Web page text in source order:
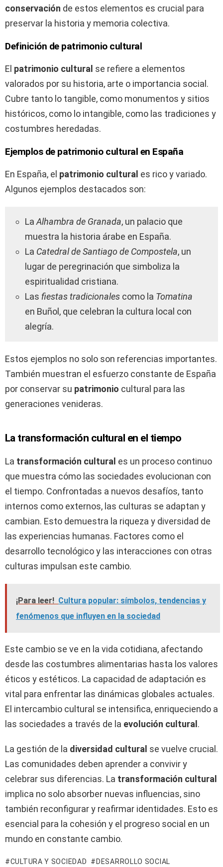
conservación de estos elementos es crucial para
preservar la historia y memoria colectiva.
Definición de patrimonio cultural
El patrimonio cultural se refiere a elementos
valorados por su historia, arte o importancia social.
Cubre tanto lo tangible, como monumentos y sitios
históricos, como lo intangible, como las tradiciones y
costumbres heredadas.
Ejemplos de patrimonio cultural en España
En España, el patrimonio cultural es rico y variado.
Algunos ejemplos destacados son:
La Alhambra de Granada, un palacio que
muestra la historia árabe en España.
La Catedral de Santiago de Compostela, un
lugar de peregrinación que simboliza la
espiritualidad cristiana.
Las fiestas tradicionales como la Tomatina
en Buñol, que celebran la cultura local con
alegría.
Estos ejemplos no solo son referencias importantes.
También muestran el esfuerzo constante de España
por conservar su patrimonio cultural para las
generaciones venideras.
La transformación cultural en el tiempo
La transformación cultural es un proceso continuo
que muestra cómo las sociedades evolucionan con
el tiempo. Confrontadas a nuevos desafíos, tanto
internos como externos, las culturas se adaptan y
cambian. Esto demuestra la riqueza y diversidad de
las experiencias humanas. Factores como el
desarrollo tecnológico y las interacciones con otras
culturas impulsan este cambio.
¡Para leer! Cultura popular: símbolos, tendencias y
fenómenos que influyen en la sociedad
Este cambio se ve en la vida cotidiana, afectando
desde las costumbres alimentarias hasta los valores
éticos y estéticos. La capacidad de adaptación es
vital para enfrentar las dinámicas globales actuales.
El intercambio cultural se intensifica, enriqueciendo a
las sociedades a través de la evolución cultural .
La gestión de la diversidad cultural se vuelve crucial.
Las comunidades deben aprender a convivir y
celebrar sus diferencias. La transformación cultural
implica no solo absorber nuevas influencias, sino
también reconfigurar y reafirmar identidades. Esto es
esencial para la cohesión y el progreso social en un
mundo en constante cambio.
CULTURA Y SOCIEDAD DESARROLLO SOCIAL